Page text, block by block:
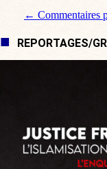
Navigation de
← Commentaires
REPORTAGES/